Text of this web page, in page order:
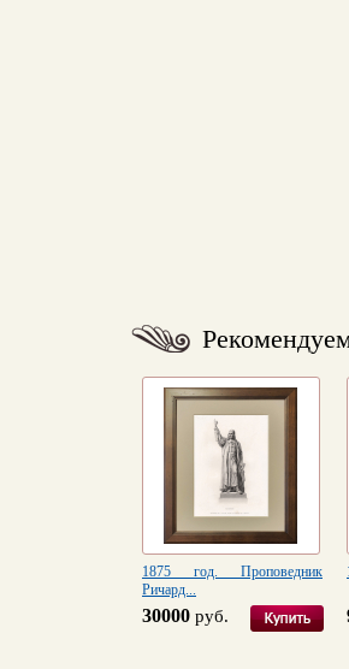
1875 год. Проповедник
Ричард...
30000 руб.